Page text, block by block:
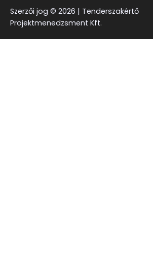
Szerzői jog © 2026 | Tenderszakértő
Projektmenedzsment Kft.